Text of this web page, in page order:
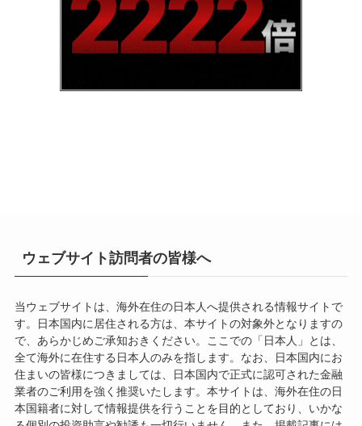
ウェブサイト訪問者の皆様へ
当ウェブサイトは、海外在住の日本人へ提供される情報サイトで
す。日本国内に居住される方は、本サイトの対象外となりますの
で、あらかじめご承知おきください。ここでの「日本人」とは、
全て海外に在住する日本人のみを指します。なお、日本国内にお
住まいの皆様につきましては、日本国内で正式に認可された金融
業者のご利用を強く推奨いたします。本サイトは、海外在住の日
本国籍者に対して情報提供を行うことを目的としており、いかな